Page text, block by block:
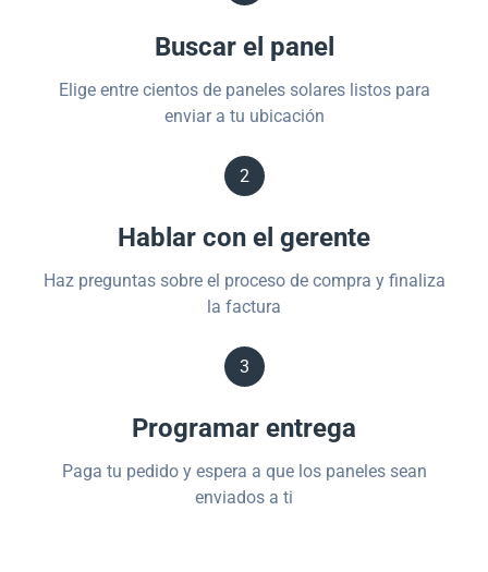
Buscar el panel
Elige entre cientos de paneles solares listos para
enviar a tu ubicación
2
Hablar con el gerente
Haz preguntas sobre el proceso de compra y finaliza
la factura
3
Programar entrega
Paga tu pedido y espera a que los paneles sean
enviados a ti